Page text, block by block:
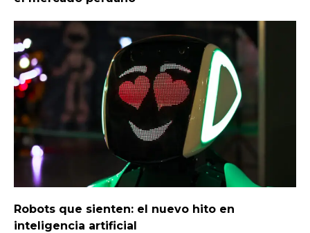
Robots que sienten: el nuevo hito en
inteligencia artificial